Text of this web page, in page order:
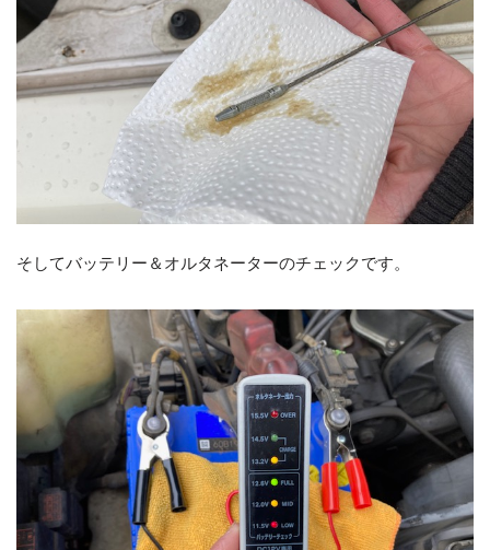
そしてバッテリー＆オルタネーターのチェックです。